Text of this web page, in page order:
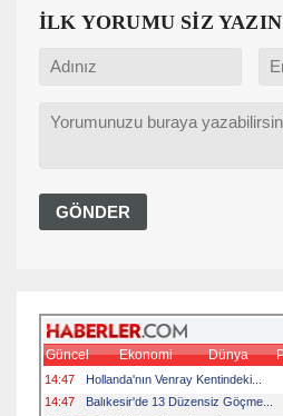
İLK YORUMU SİZ YAZIN